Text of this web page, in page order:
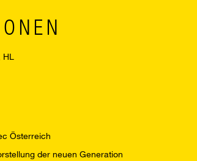
HL
Österreich
der neuen Generation